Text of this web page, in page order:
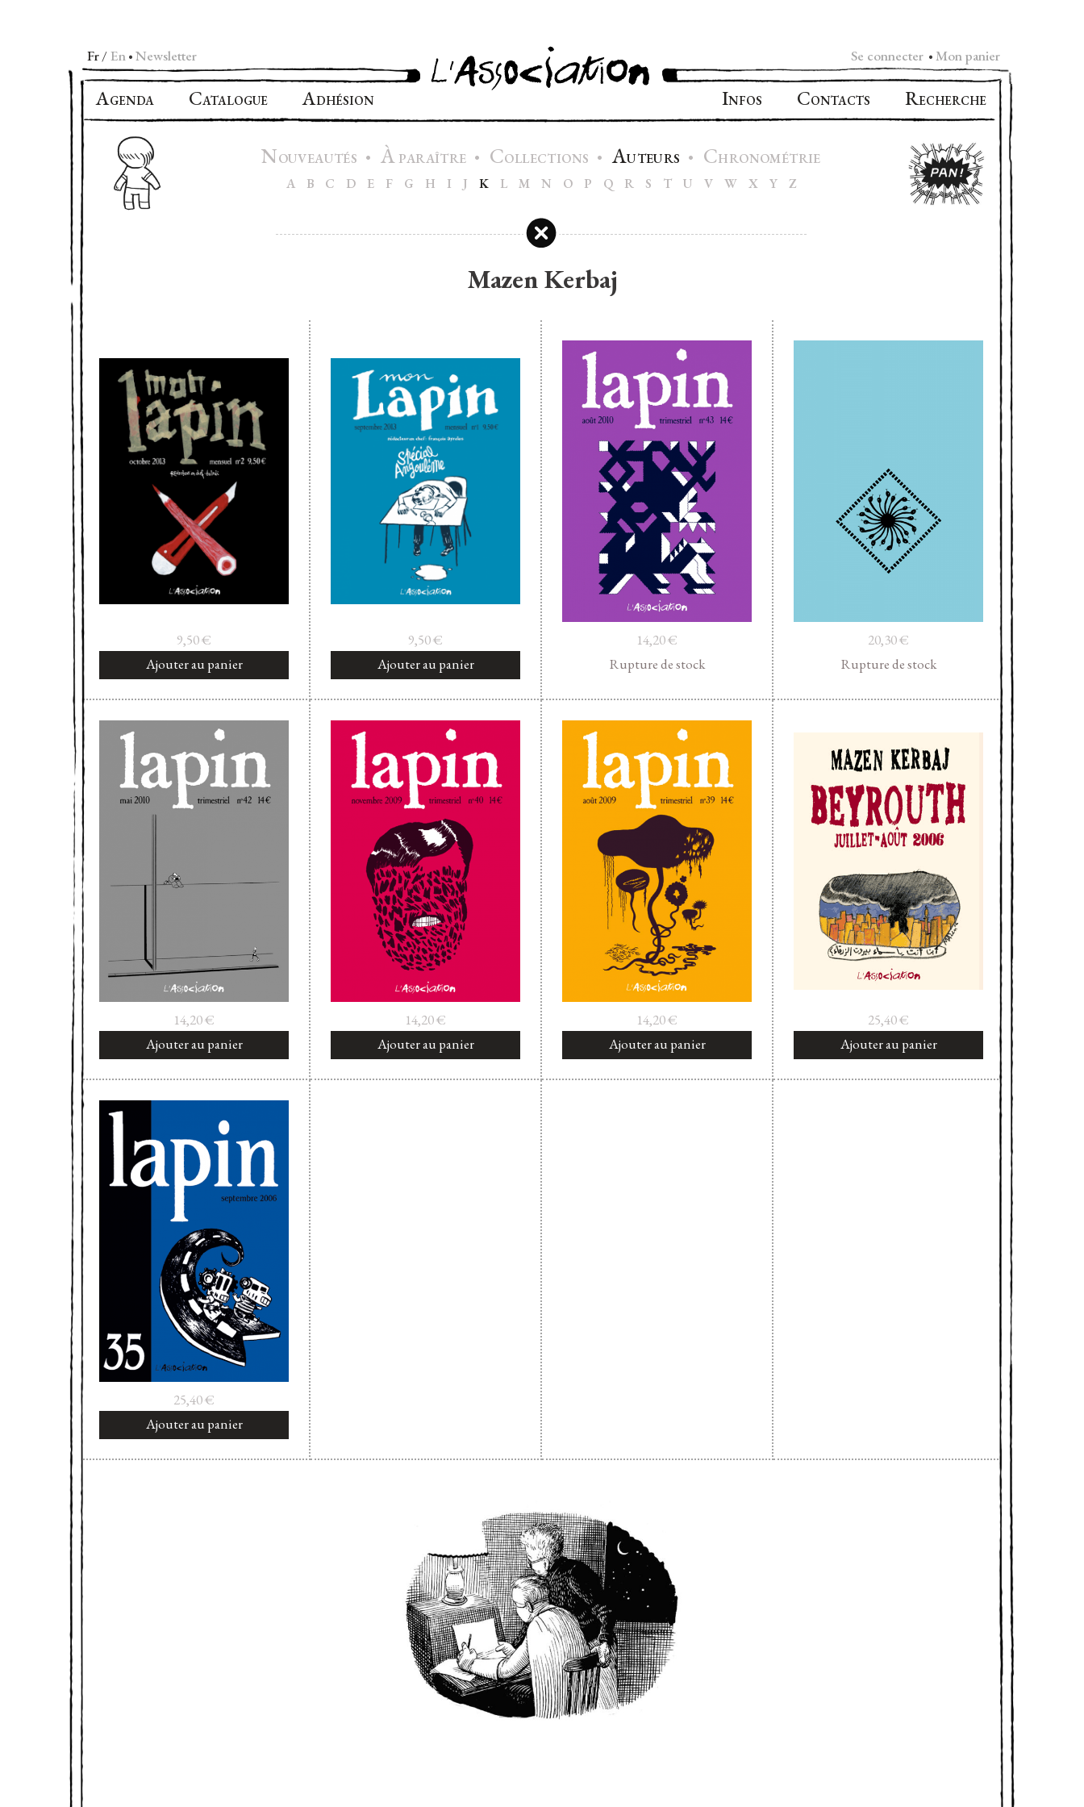
Fr En•Newsletter Se connecter •Mon panier
AGENDA CATALOGUE ADHÉSION INFOS CONTACTS RECHERCHE
NOUVEAUTÉS • ÀPARAÎTRE • COLLECTIONS • AUTEURS • CHRONOMÉTRIE
A
B C D E F G H I J K L M N O P Q R S T U V W X Y Z
Mazen Kerbaj
9,50€
Ajouter au panier
9,50€
Ajouter au panier
14,20€
Rupture de stock
20,30€
Rupture de stock
14,20€
Ajouter au panier
14,20€
Ajouter au panier
14,20€
Ajouter au panier
25,40€
Ajouter au panier
25,40€
Ajouter au panier